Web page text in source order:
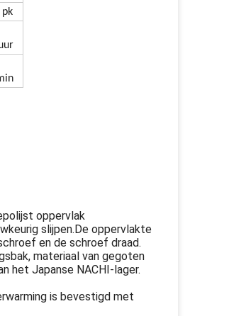
pk
oppervlak
slijpen.De oppervlakte
en de schroef draad.
materiaal van gegoten
het Japanse NACHI-lager.
is bevestigd met